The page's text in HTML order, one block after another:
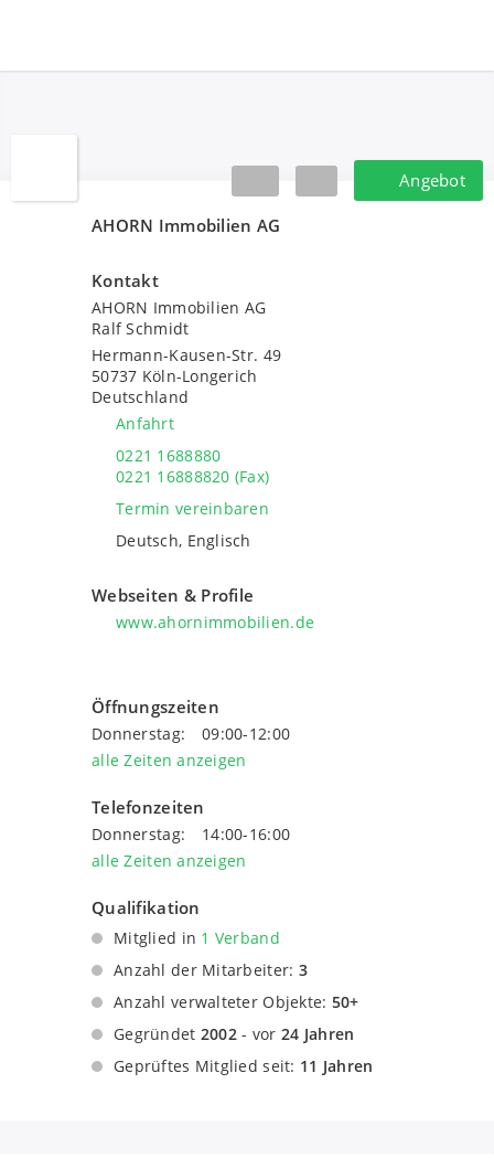
Angebot
AHORN Immobilien AG
Kontakt
AHORN Immobilien AG
Ralf Schmidt
Hermann-Kausen-Str. 49
50737 Köln-Longerich
Deutschland
Anfahrt
0221 1688880
0221 16888820 (Fax)
Termin vereinbaren
Deutsch, Englisch
Webseiten & Profile
www.ahornimmobilien.de
Öffnungszeiten
Donnerstag:
09:00-12:00
alle Zeiten anzeigen
Telefonzeiten
Donnerstag:
14:00-16:00
alle Zeiten anzeigen
Qualifikation
Mitglied in 1 Verband
BVFI - Bundesverband für die
Servicegesellschaft mbH
Anzahl der Mitarbeiter: 3
Anzahl verwalteter Objekte: 50+
Gegründet 2002- vor 24 Jahren
Geprüftes Mitglied seit: 11 Jahren